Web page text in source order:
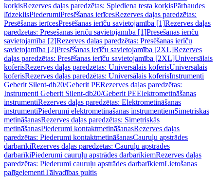
korķisRezerves daļas paredzētas: Spiediena testa korķisPārbaudes
līdzeklisPiederumiPresēšanas ierīcesRezerves daļas paredzētas:
Presēšanas ierīcesPresēšanas ierīču savietojamība [1]Rezerves daļas
paredzētas: Presēšanas ierīču savietojamība [1]Presēšanas ierīču
savietojamība [2]Rezerves daļas paredzētas: Presēšanas ierīču
savietojamība [2]Presēšanas ierīču savietojamība [2XL]Rezerves
daļas paredzētas: Presēšanas ierīču savietojamība [2XL]Universālais
koferisRezerves daļas paredzētas: Universālais koferisUniversālais
koferisRezerves daļas paredzētas: Universālais koferisInstrumenti
Geberit Silent-db20/Geberit PERezerves daļas paredzētas:
Instrumenti Geberit Silent-db20/Geberit PEElektrometināšanas
instrumentiRezerves daļas paredzētas: Elektrometināšanas
instrumentiPiederumi elektrometināšanas instrumentiemSimetriskās
metināšanasRezerves daļas paredzētas: Simetriskās
metināšanasPiederumi kontaktmetināšanasRezerves daļas
paredzētas: Piederumi kontaktmetināšanasCauruļu apstrādes
darbarīkiRezerves daļas paredzētas: Cauruļu apstrādes
darbarīkiPiederumi cauruļu apstrādes darbarīkiemRezerves daļas
paredzētas: Piederumi cauruļu apstrādes darbarīkiemLietošanas
palīgelementiTālvadības pultis